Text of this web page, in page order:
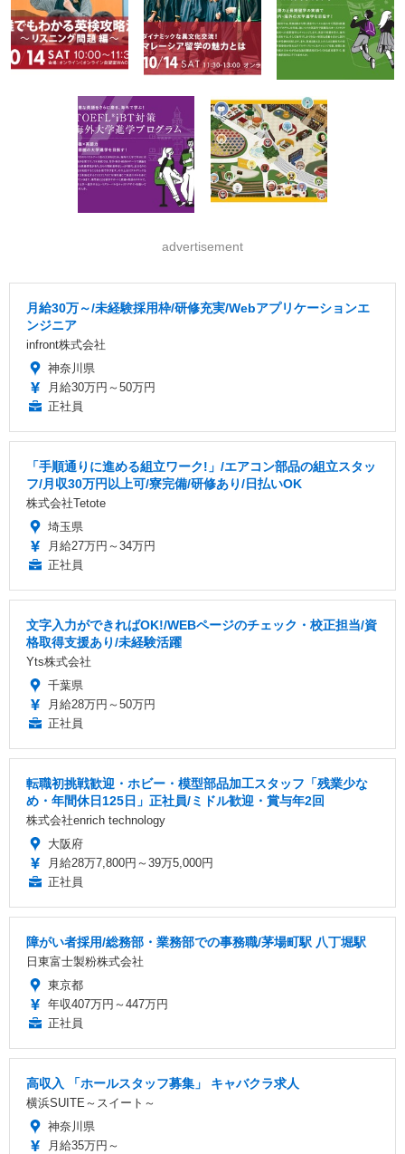
advertisement
月給30万～/未経験採用枠/研修充実/Webアプリケーションエ
ンジニア
infront株式会社
神奈川県
月給30万円～50万円
正社員
「手順通りに進める組立ワーク!」/エアコン部品の組立スタッ
フ/月収30万円以上可/寮完備/研修あり/日払いOK
株式会社Tetote
埼玉県
月給27万円～34万円
正社員
文字入力ができればOK!/WEBページのチェック・校正担当/資
格取得支援あり/未経験活躍
Yts株式会社
千葉県
月給28万円～50万円
正社員
転職初挑戦歓迎・ホビー・模型部品加工スタッフ「残業少な
め・年間休日125日」正社員/ミドル歓迎・賞与年2回
株式会社enrich technology
大阪府
月給28万7,800円～39万5,000円
正社員
障がい者採用/総務部・業務部での事務職/茅場町駅 八丁堀駅
日東富士製粉株式会社
東京都
年収407万円～447万円
正社員
高収入 「ホールスタッフ募集」 キャバクラ求人
横浜SUITE～スイート～
神奈川県
月給35万円～